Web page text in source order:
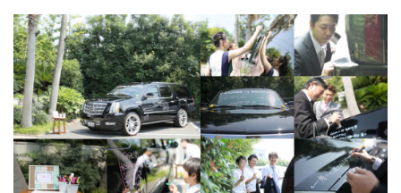
レポート
Party Report
After Story
Party